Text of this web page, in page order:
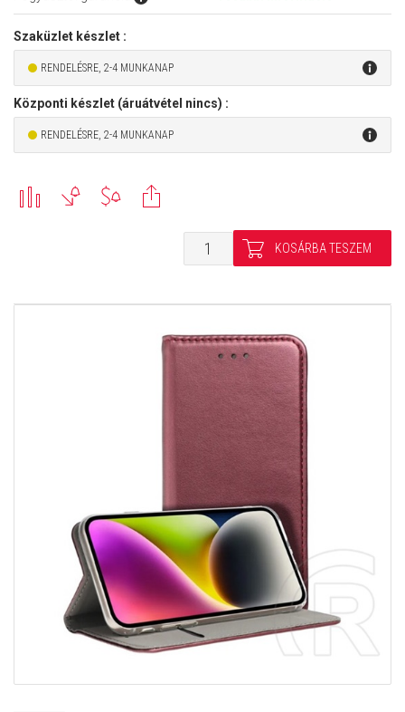
Szaküzlet készlet :
RENDELÉSRE, 2-4 MUNKANAP
Központi készlet (áruátvétel nincs) :
RENDELÉSRE, 2-4 MUNKANAP